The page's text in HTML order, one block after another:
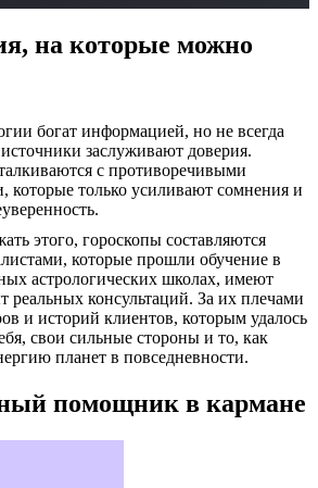
на которые можно
богат информацией, но не всегда
заслуживают доверия.
с противоречивыми
которые только усиливают сомнения и
этого, гороскопы составляются
которые прошли обучение в
астрологических школах, имеют
консультаций. За их плечами
и историй клиентов, которым удалось
свои сильные стороны и то, как
планет в повседневности.
помощник в кармане